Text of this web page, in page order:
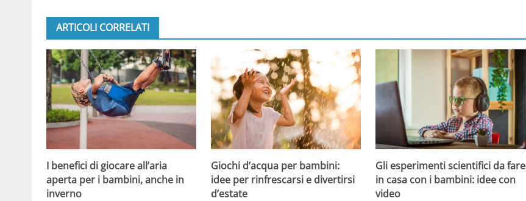
ARTICOLI CORRELATI
I benefici di giocare all’aria
aperta per i bambini, anche in
inverno
Giochi d’acqua per bambini:
idee per rinfrescarsi e divertirsi
d’estate
Gli esperimenti scientifici da fare
in casa con i bambini: idee con
video